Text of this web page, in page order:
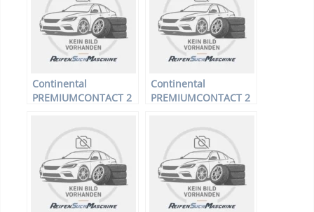
Continental
PREMIUMCONTACT 2
R14 84T –
Sommerreifen
Continental
PREMIUMCONTACT 2
R16 93Y –
Sommerreifen